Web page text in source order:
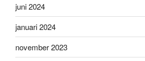
juni 2024
januari 2024
november 2023